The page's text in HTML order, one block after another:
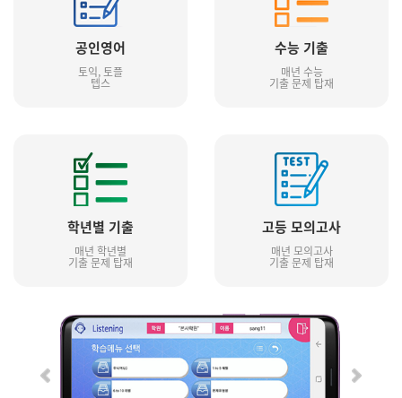
공인영어
토익, 토플
텝스
수능 기출
매년 수능
기출 문제 탑재
학년별 기출
매년 학년별
기출 문제 탑재
고등 모의고사
매년 모의고사
기출 문제 탑재